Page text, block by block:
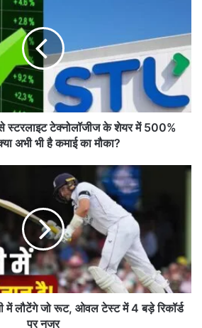
स्टरलाइट टेक्नोलॉजीज के शेयर में 500%
अभी भी है कमाई का मौका?
में लौटेंगे जो रूट, ओवल टेस्ट में 4 बड़े रिकॉर्ड
पर नजर